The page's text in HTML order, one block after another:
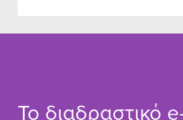
Το διαδραστικό